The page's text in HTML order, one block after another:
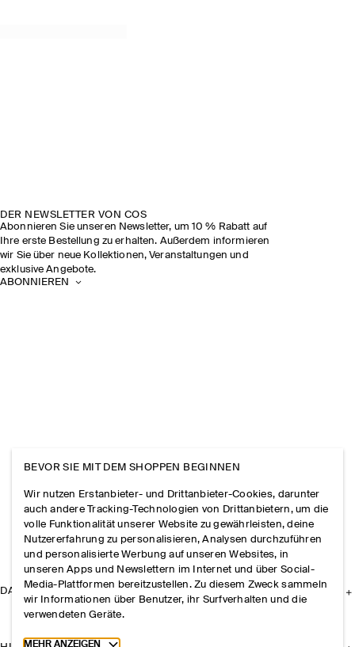
DER NEWSLETTER VON COS
Abonnieren Sie unseren Newsletter, um 10 % Rabatt auf
Ihre erste Bestellung zu erhalten. Außerdem informieren
wir Sie über neue Kollektionen, Veranstaltungen und
exklusive Angebote.
ABONNIEREN
DAS UNTERNEHMEN
BEVOR SIE MIT DEM SHOPPEN BEGINNEN
Wir nutzen Erstanbieter- und Drittanbieter-Cookies, darunter
auch andere Tracking-Technologien von Drittanbietern, um die
volle Funktionalität unserer Website zu gewährleisten, deine
Nutzererfahrung zu personalisieren, Analysen durchzuführen
und personalisierte Werbung auf unseren Websites, in
unseren Apps und Newslettern im Internet und über Social-
Media-Plattformen bereitzustellen. Zu diesem Zweck sammeln
wir Informationen über Benutzer, ihr Surfverhalten und die
verwendeten Geräte.
Toggle more cookie information
MEHR ANZEIGEN